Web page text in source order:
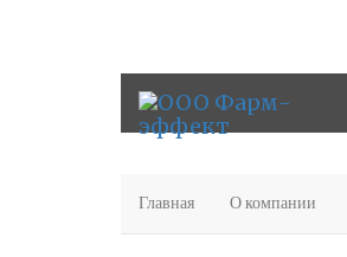
Главная О компании